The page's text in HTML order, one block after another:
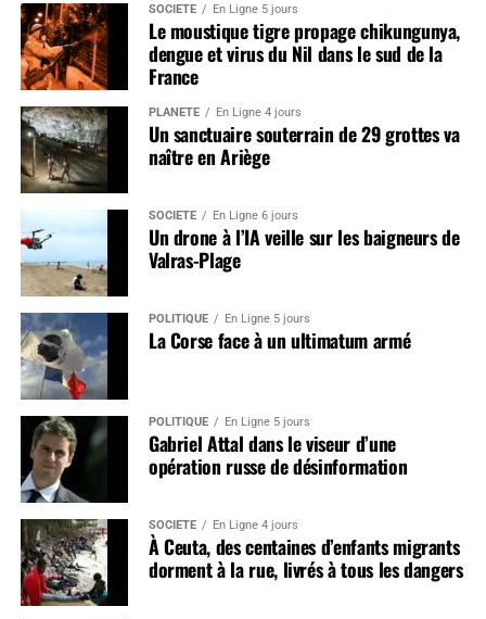
SOCIÉTÉ En Ligne 5 jours
Le moustique tigre propage chikungunya,
dengue et virus du Nil dans le sud de la
France
PLANÈTE En Ligne 4 jours
Un sanctuaire souterrain de 29 grottes va
naître en Ariège
SOCIÉTÉ En Ligne 6 jours
Un drone à l’IA veille sur les baigneurs de
Valras-Plage
POLITIQUE En Ligne 5 jours
La Corse face à un ultimatum armé
POLITIQUE En Ligne 5 jours
Gabriel Attal dans le viseur d’une
opération russe de désinformation
SOCIÉTÉ En Ligne 4 jours
À Ceuta, des centaines d’enfants migrants
dorment à la rue, livrés à tous les dangers